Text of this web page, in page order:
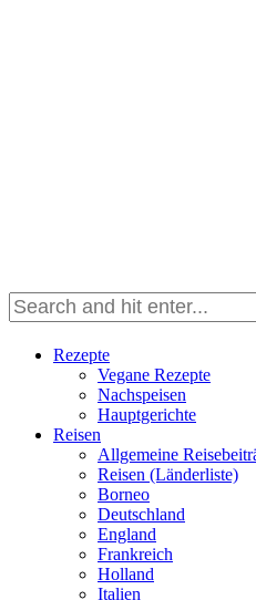
Rezepte
Vegane Rezepte
Nachspeisen
Hauptgerichte
Reisen
Allgemeine
Reisen (Länderliste)
Borneo
Deutschland
England
Frankreich
Holland
Italien